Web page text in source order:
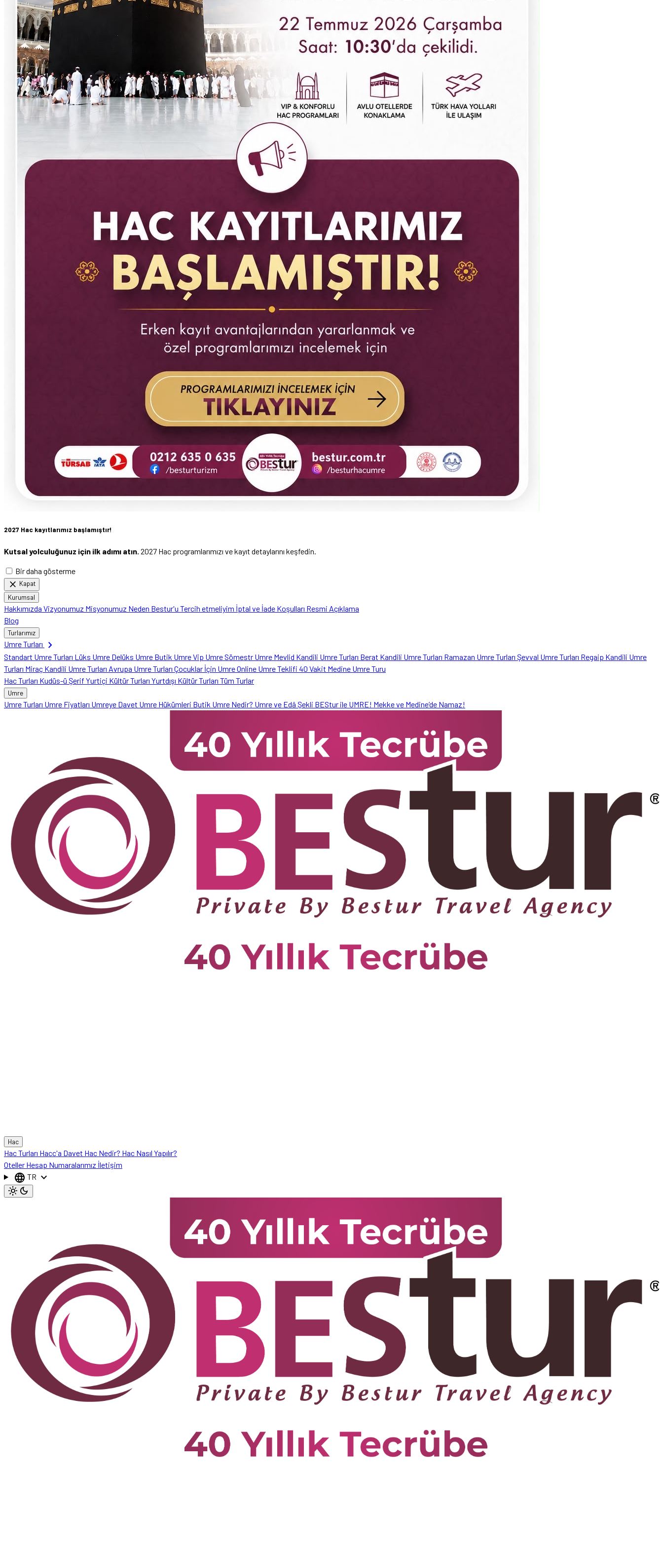
2027 Hac kayıtlarımız başlamıştır!
Kutsal yolculuğunuz için ilk adımı atın. 2027 Hac programlarımızı ve kayıt detaylarını keşfedin.
Bir daha gösterme
close Kapat
Kurumsal
Hakkımızda Vizyonumuz Misyonumuz Neden Bestur'u Tercih etmeliyim İptal ve İade Koşulları Resmi Açıklama
Blog
Turlarımız
Umre Turları chevron_right
Standart Umre Turları Lüks Umre Delüks Umre Butik UmreVip UmreSömestr Umre Mevlid Kandili Umre Turları Berat Kandili Umre Turları Ramazan Umre Turları Şevval Umre Turları Regaip Kandili Umre
Turları Miraç Kandili Umre Turları Avrupa Umre Turları Çocuklar İçin UmreOnline Umre Teklifi 40 Vakit Medine Umre Turu
Hac Turları Kudüs-ü Şerif Yurtiçi Kültür Turları Yurtdışı Kültür Turları Tüm Turlar
Umre
Umre Turları Umre Fiyatları Umreye Davet Umre Hükümleri Butik Umre Nedir? Umre ve Edâ Şekli BEStur ile UMRE! Mekke ve Medine’de Namaz!
Hac
Hac Turları Hacc'a Davet Hac Nedir? Hac Nasıl Yapılır?
Oteller Hesap Numaralarımız İletişim
language TR expand_more
light_mode dark_mode